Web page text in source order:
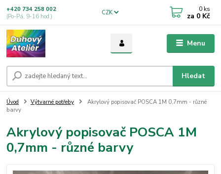
Menu
CZK
Hledat
+420 734 258 002
(Po-Pá, 9-16 hod.)
0 ks
za 0 Kč
Úvod Výtvarné potřeby
Akrylový popisovač POSCA 1M 0,7mm - různé
barvy
Akrylový popisovač POSCA 1M
0,7mm - různé barvy